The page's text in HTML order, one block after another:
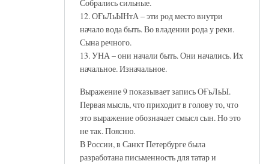
Собрались сильные.
12. ОҒьЛьЫНтА – эти род место внутри
начало вода быть. Во владении рода у реки.
Сына речного.
13. УНА – они начали быть. Они начались. Их
начальное. Изначальное.
Выражение 9 показывает запись ОҒьЛьЫ.
Первая мысль, что приходит в голову то, что
это выражение обозначает смысл сын. Но это
не так. Поясню.
В России, в Санкт Петербурге была
разработана письменность для татар и